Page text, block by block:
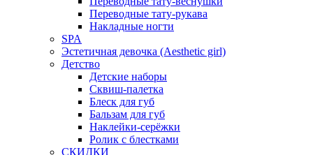
Переводные тату-рукава
Накладные ногти
SPA
Эстетичная девочка (Aesthetic girl)
Детство
Детские наборы
Сквиш-палетка
Блеск для губ
Бальзам для губ
Наклейки-серёжки
Ролик с блестками
СКИДКИ